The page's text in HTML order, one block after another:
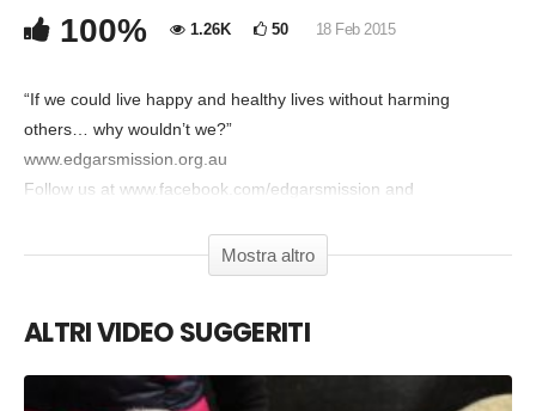
Copia Codice Embed
100% 1.26K 50 18 Feb 2015
“If we could live happy and healthy lives without harming
others… why wouldn’t we?”
www.edgarsmission.org.au
Follow us at www.facebook.com/edgarsmission and
Mostra altro
ALTRI VIDEO SUGGERITI